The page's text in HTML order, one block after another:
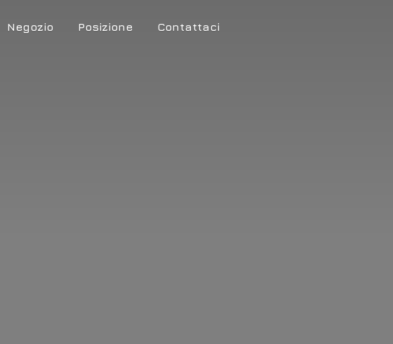
Negozio Posizione Contattaci